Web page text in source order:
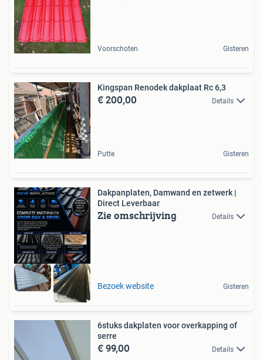
Voorschoten Gisteren
Kingspan Renodek dakplaat Rc 6,3
€ 200,00 Details
Putte Gisteren
Dakpanplaten, Damwand en zetwerk |
Direct Leverbaar
Zie omschrijving Details
Bezoek website Gisteren
6stuks dakplaten voor overkapping of
serre
€ 99,00 Details